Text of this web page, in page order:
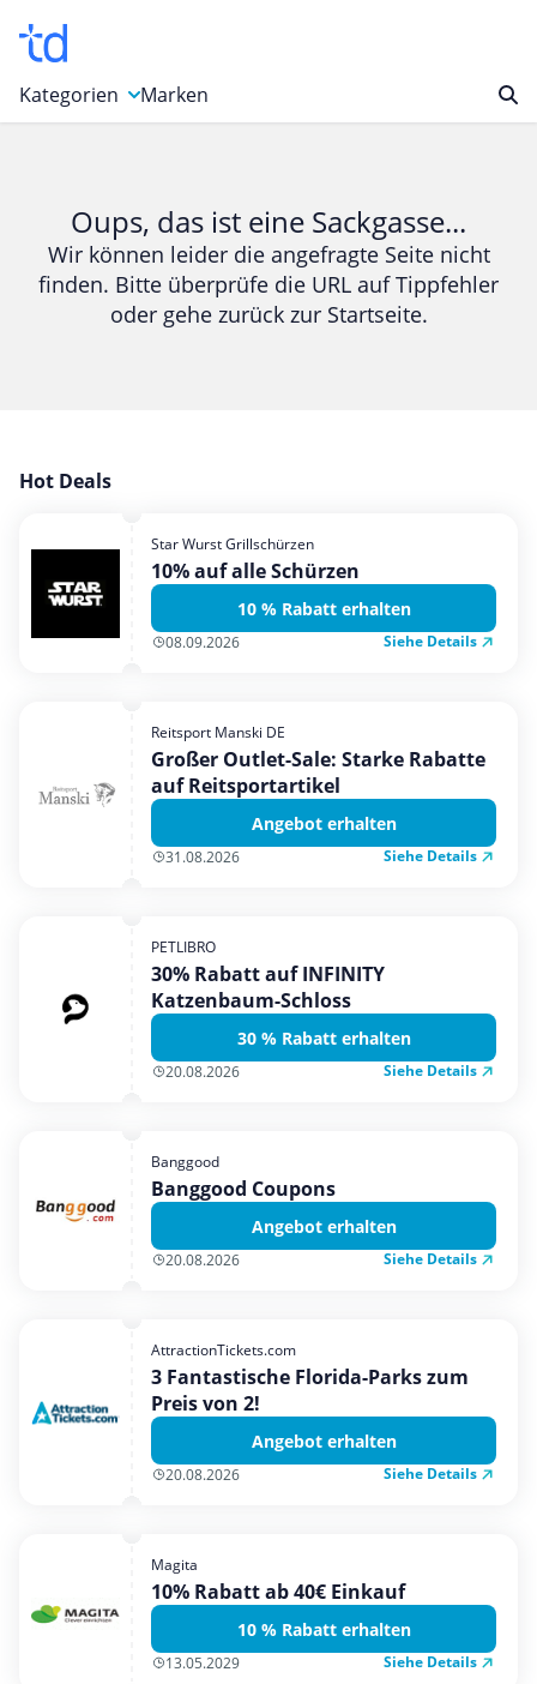
Kategorien
Bücher & Magazine
Computer & Elektronik
Entertainment & Media
Garten, Haushalt & Tiere
Mobilfunk & Internet
Mode & Accessoires
Shopping
Urlaub & Reise
Marken
Oups, das ist eine Sackgasse...
Wir können leider die angefragte Seite nicht
finden. Bitte überprüfe die URL auf Tippfehler
oder gehe zurück zur Startseite.
Hot Deals
Star Wurst Grillschürzen
10% auf alle Schürzen
10 % Rabatt erhalten
08.09.2026 Siehe Details
Reitsport Manski DE
Großer Outlet-Sale: Starke Rabatte
auf Reitsportartikel
Angebot erhalten
31.08.2026 Siehe Details
PETLIBRO
30% Rabatt auf INFINITY
Katzenbaum-Schloss
30 % Rabatt erhalten
20.08.2026 Siehe Details
Banggood
Banggood Coupons
Angebot erhalten
20.08.2026 Siehe Details
AttractionTickets.com
3 Fantastische Florida-Parks zum
Preis von 2!
Angebot erhalten
20.08.2026 Siehe Details
Magita
10% Rabatt ab 40€ Einkauf
10 % Rabatt erhalten
13.05.2029 Siehe Details